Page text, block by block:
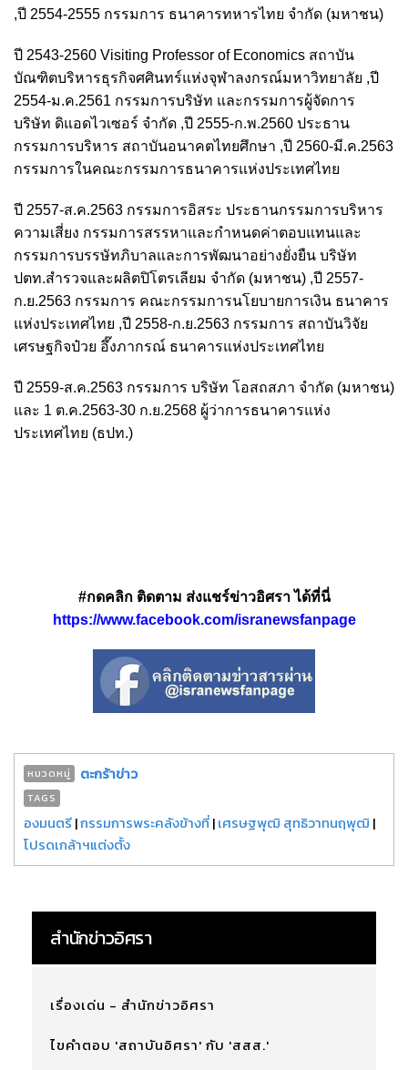
,ปี 2554-2555 กรรมการ ธนาคารทหารไทย จำกัด (มหาชน)
ปี 2543-2560 Visiting Professor of Economics สถาบัน
บัณฑิตบริหารธุรกิจศศินทร์แห่งจุฬาลงกรณ์มหาวิทยาลัย ,ปี
2554-ม.ค.2561 กรรมการบริษัท และกรรมการผู้จัดการ
บริษัท ดิแอดไวเซอร์ จำกัด ,ปี 2555-ก.พ.2560 ประธาน
กรรมการบริหาร สถาบันอนาคตไทยศึกษา ,ปี 2560-มี.ค.2563
กรรมการในคณะกรรมการธนาคารแห่งประเทศไทย
ปี 2557-ส.ค.2563 กรรมการอิสระ ประธานกรรมการบริหาร
ความเสี่ยง กรรมการสรรหาและกำหนดค่าตอบแทนและ
กรรมการบรรษัทภิบาลและการพัฒนาอย่างยั่งยืน บริษัท
ปตท.สำรวจและผลิตปิโตรเลียม จำกัด (มหาชน) ,ปี 2557-
ก.ย.2563 กรรมการ คณะกรรมการนโยบายการเงิน ธนาคาร
แห่งประเทศไทย ,ปี 2558-ก.ย.2563 กรรมการ สถาบันวิจัย
เศรษฐกิจป๋วย อึ๊งภากรณ์ ธนาคารแห่งประเทศไทย
ปี 2559-ส.ค.2563 กรรมการ บริษัท โอสถสภา จำกัด (มหาชน)
และ 1 ต.ค.2563-30 ก.ย.2568 ผู้ว่าการธนาคารแห่ง
ประเทศไทย (ธปท.)
#กดคลิก ติดตาม ส่งแชร์ข่าวอิศรา ได้ที่นี่
https://www.facebook.com/isranewsfanpage
หมวดหมู่ ตะกร้าข่าว
TAGS
องมนตรี|กรรมการพระคลังข้างที่|เศรษฐพุฒิ สุทธิวาทนฤพุฒิ |
โปรดเกล้าฯแต่งตั้ง
สำนักข่าวอิศรา
เรื่องเด่น - สำนักข่าวอิศรา
ไขคำตอบ 'สถาบันอิศรา' กับ 'สสส.'